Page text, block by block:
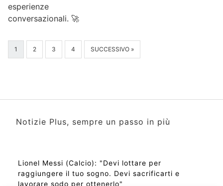
esperienze
conversazionali. 🚀
1 2 3 4 SUCCESSIVO »
Notizie Plus, sempre un passo in più
Lionel Messi (Calcio): "Devi lottare per
raggiungere il tuo sogno. Devi sacrificarti e
lavorare sodo per ottenerlo"